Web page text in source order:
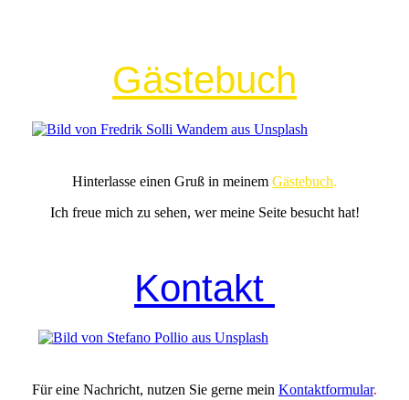
Gästebuch
Hinterlasse einen Gruß in meinem Gästebuch.
Ich freue mich zu sehen, wer meine Seite besucht hat!
Kontakt
Für eine Nachricht, nutzen Sie gerne mein Kontaktformular.